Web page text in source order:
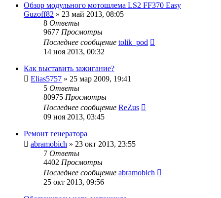
Обзор модульного мотошлема LS2 FF370 Easy
Guzoff82 » 23 май 2013, 08:05
8 Ответы
9677 Просмотры
Последнее сообщение tolik_pod
14 ноя 2013, 00:32
Как выставить зажигание?
Elias5757 » 25 мар 2009, 19:41
5 Ответы
80975 Просмотры
Последнее сообщение ReZus
09 ноя 2013, 03:45
Ремонт генератора
abramobich » 23 окт 2013, 23:55
7 Ответы
4402 Просмотры
Последнее сообщение abramobich
25 окт 2013, 09:56